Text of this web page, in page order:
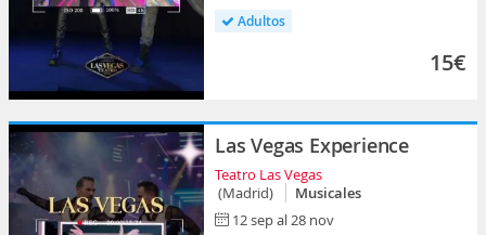
Adultos
15€
Las Vegas Experience
Teatro Las Vegas
(Madrid)
Musicales
12 sep al 28 nov